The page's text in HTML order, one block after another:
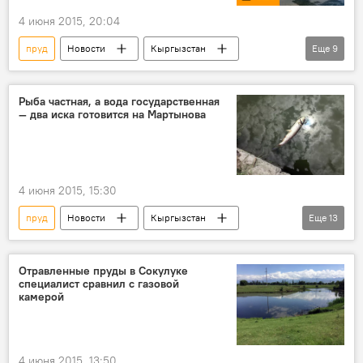
Борис Савченко
иск анализ
4 июня 2015, 20:04
пруд Новости
Кыргызстан
видео
Общество
Массовая гибель рыбы в Сокулуке
Сокулукский район
Евгений Мартынов
Еще 9
Рыба частная, а вода государственная
— два иска готовится на Мартынова
4 июня 2015, 15:30
пруд Новости
Кыргызстан
Общество
Происшествия
Массовая гибель рыбы в Сокулуке
Сокулукский район
Талантбек Борочоров
Владимир Смышляев
Еще 13
Отравленные пруды в Сокулуке
специалист сравнил с газовой
камерой